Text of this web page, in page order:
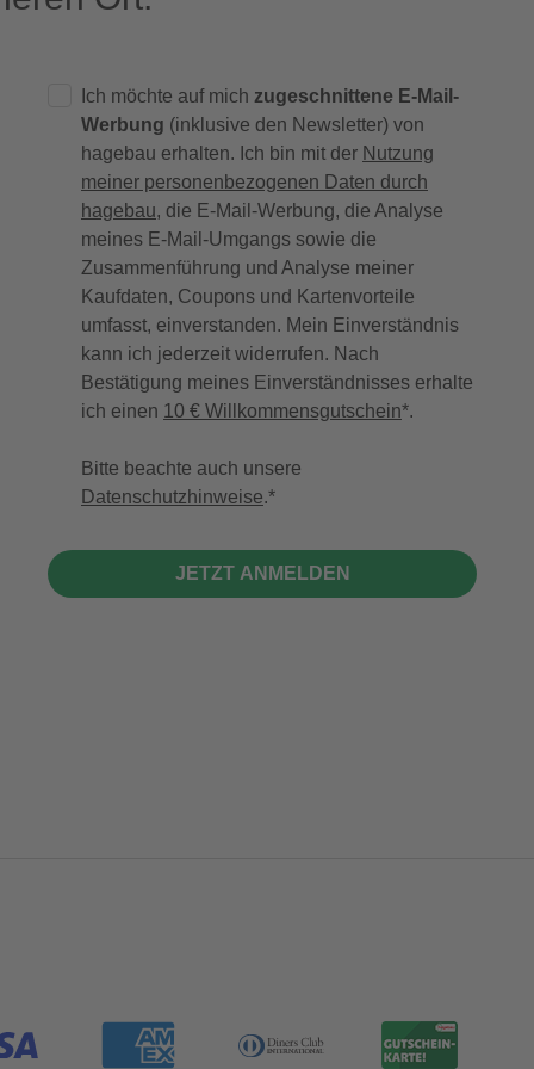
Ich möchte auf mich zugeschnittene E-Mail-
Werbung (inklusive den Newsletter) von
hagebau erhalten. Ich bin mit der Nutzung
meiner personenbezogenen Daten durch
hagebau, die E-Mail-Werbung, die Analyse
meines E-Mail-Umgangs sowie die
Zusammenführung und Analyse meiner
Kaufdaten, Coupons und Kartenvorteile
umfasst, einverstanden. Mein Einverständnis
kann ich jederzeit widerrufen. Nach
Bestätigung meines Einverständnisses erhalte
ich einen 10 € Willkommensgutschein*.
Bitte beachte auch unsere
Datenschutzhinweise.
JETZT ANMELDEN